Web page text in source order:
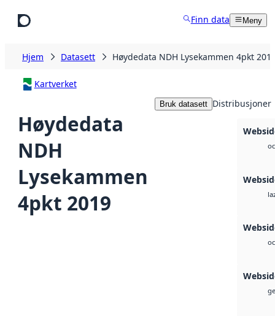
Finn data Meny
Hjem Datasett Høydedata NDH Lysekammen 4pkt
Kartverket
Høydedata
NDH
Lysekammen
4pkt 2019
Bruk datasett Distribusjoner